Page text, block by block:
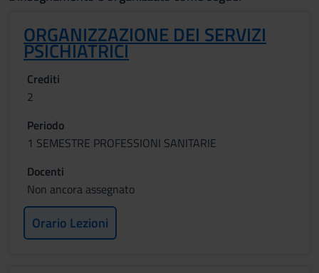
ORGANIZZAZIONE DEI SERVIZI
PSICHIATRICI
Crediti
2
Periodo
1 SEMESTRE PROFESSIONI SANITARIE
Docenti
Non ancora assegnato
Orario Lezioni